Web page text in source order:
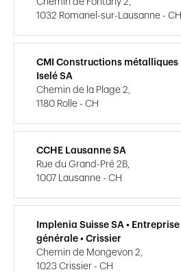
Chemin de Fontany 2,
1032 Romanel-sur-Lausanne - CH
CMI Constructions métalliques
Iselé SA
Chemin de la Plage 2,
1180 Rolle - CH
CCHE Lausanne SA
Rue du Grand-Pré 2B,
1007 Lausanne - CH
Implenia Suisse SA • Entreprise
générale • Crissier
Chemin de Mongevon 2,
1023 Crissier - CH